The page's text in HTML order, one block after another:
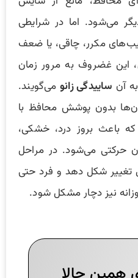
می‌شود. اما در شرایطی
مکرر، چاقی، یا ضعف
این غضروف به مرور زمان
آن ساییدگی زانومی‌گویند.
بدون پوشش محافظ با
باعث بروز درد، خشکی،
حرکتی می‌شود. در مراحل
شکل دهد و فرد حتی
نیز دچار مشکل شود.